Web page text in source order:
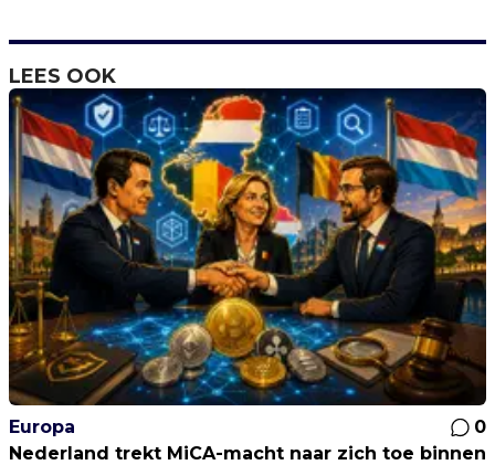
LEES OOK
Europa
0
Nederland trekt MiCA-macht naar zich toe binnen